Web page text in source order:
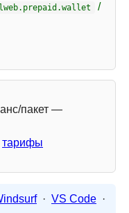
/
пакет —
тарифы
· VS Code ·